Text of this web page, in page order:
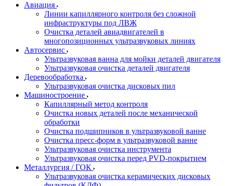
Авиация
Линии капиллярного контроля без сложной
инфраструктуры под ЛВЖ
Очистка деталей авиадвигателей в
многопозиционных ультразвуковых линиях
Автосервис
Ультразвуковая ванна для мойки деталей двигателя
Ультразвуковая очистка деталей двигателя
Деревообработка
Ультразвуковая очистка дисковых пил
Машиностроение
Капиллярный метод контроля
Очистка новых деталей после механической
обработки
Очистка подшипников в ультразвуковой ванне
Очистка пресс-форм в ультразвуковой ванне
Ультразвуковая очистка инструмента
Ультразвуковая очистка перед PVD-покрытием
Металлургия / ГОК
Ультразвуковая очистка керамических дисковых